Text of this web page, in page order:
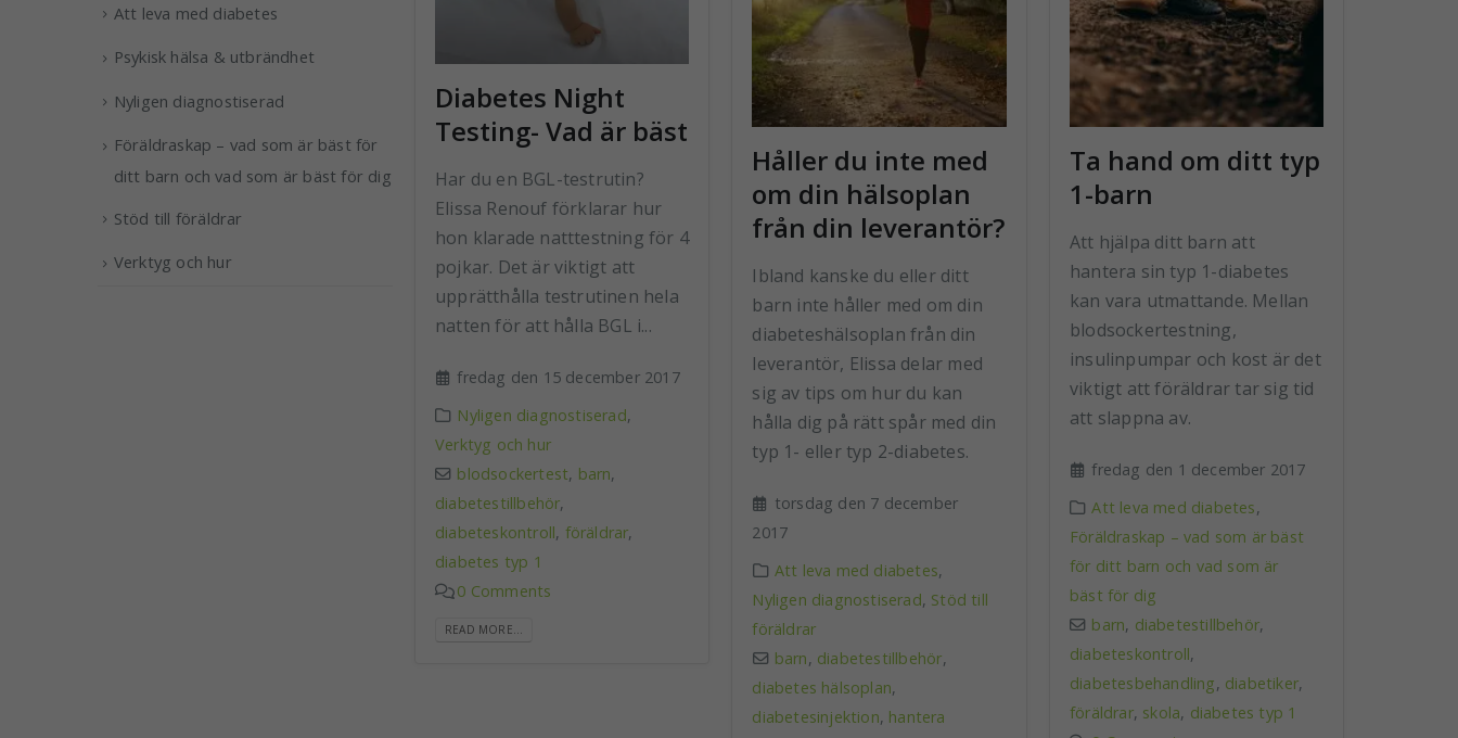
Diabetes Night
Testing- Vad är bäst
Har du en BGL-testrutin?
Elissa Renouf förklarar hur
hon klarade natttestning för 4
pojkar. Det är viktigt att
upprätthålla testrutinen hela
natten för att hålla BGL i...
fredag den 15 december 2017
Nyligen diagnostiserad,
Verktyg och hur
blodsockertest, barn,
diabetestillbehör,
diabeteskontroll, föräldrar,
diabetes typ 1
0 Comments
READ MORE...
Håller du inte med
om din hälsoplan
från din leverantör?
Ibland kanske du eller ditt
barn inte håller med om din
diabeteshälsoplan från din
leverantör, Elissa delar med
sig av tips om hur du kan
hålla dig på rätt spår med din
typ 1- eller typ 2-diabetes.
torsdag den 7 december
2017
Att leva med diabetes,
Nyligen diagnostiserad, Stöd till
föräldrar
barn, diabetestillbehör,
diabetes hälsoplan,
diabetesinjektion, hantera
Ta hand om ditt typ
1-barn
Att hjälpa ditt barn att
hantera sin typ 1-diabetes
kan vara utmattande. Mellan
blodsockertestning,
insulinpumpar och kost är det
viktigt att föräldrar tar sig tid
att slappna av.
fredag den 1 december 2017
Att leva med diabetes,
Föräldraskap – vad som är bäst
för ditt barn och vad som är
bäst för dig
barn, diabetestillbehör,
diabeteskontroll,
diabetesbehandling, diabetiker,
föräldrar, skola, diabetes typ 1
Att leva med diabetes
Psykisk hälsa & utbrändhet
Nyligen diagnostiserad
Föräldraskap – vad som är bäst för
ditt barn och vad som är bäst för dig
Stöd till föräldrar
Verktyg och hur